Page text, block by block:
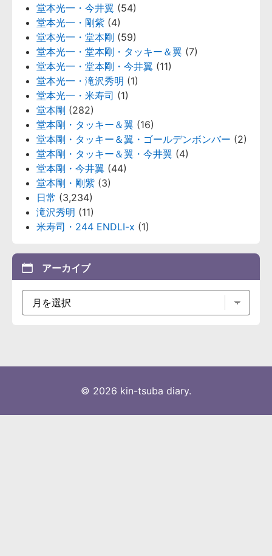
堂本光一・今井翼 (54)
堂本光一・剛紫 (4)
堂本光一・堂本剛 (59)
堂本光一・堂本剛・タッキー＆翼 (7)
堂本光一・堂本剛・今井翼 (11)
堂本光一・滝沢秀明 (1)
堂本光一・米寿司 (1)
堂本剛 (282)
堂本剛・タッキー＆翼 (16)
堂本剛・タッキー＆翼・ゴールデンボンバー (2)
堂本剛・タッキー＆翼・今井翼 (4)
堂本剛・今井翼 (44)
堂本剛・剛紫 (3)
日常 (3,234)
滝沢秀明 (11)
米寿司・244 ENDLI-x (1)
アーカイブ
© 2026 kin-tsuba diary.